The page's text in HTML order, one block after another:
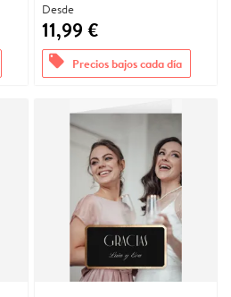
Desde
11,99 €
offers Precios bajos cada día